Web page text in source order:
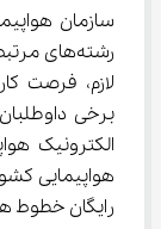
سازمان
الکترونیک
رایگان خطوط